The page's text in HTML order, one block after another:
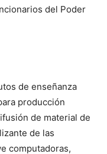
del Poder
de enseñanza
producción
de material de
de las
computadoras,